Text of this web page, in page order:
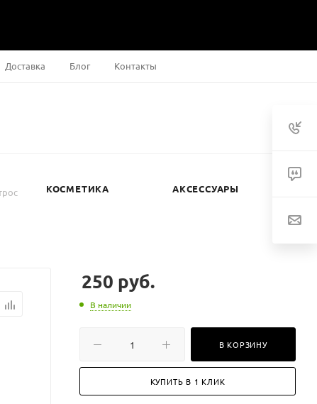
Доставка Блог Контакты
КОСМЕТИКА АКСЕССУАРЫ
250 руб.
В наличии
В КОРЗИНУ
КУПИТЬ В 1 КЛИК